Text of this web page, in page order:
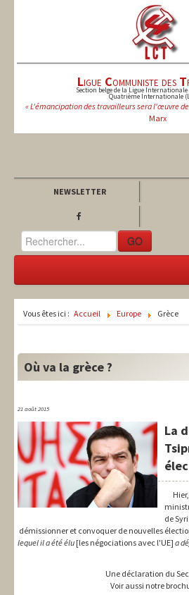
Ligue Communiste des T
Section belge de la Ligue
Quatrième Internationale
« L'émancipation des travailleurs sera l'œuvre
Marx
NEWSLETTER
GO
Europe
International
Syndical
Social
Vous êtes ici : Accueil Europe Grèce
Où va la grèce ?
21 août 2015
La
de
démissionner et convoquer de nouvelles
lequel il a été élu [les négociations avec l'UE] a
Une déclaration du
Voir aussi notre